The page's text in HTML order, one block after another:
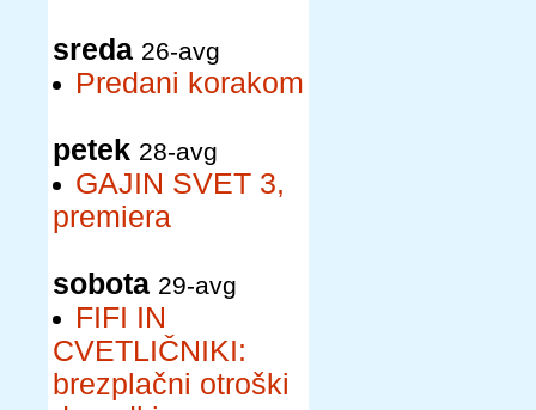
sreda 26-avg
Predani korakom
petek 28-avg
GAJIN SVET 3,
premiera
sobota 29-avg
FIFI IN
CVETLIČNIKI:
brezplačni otroški